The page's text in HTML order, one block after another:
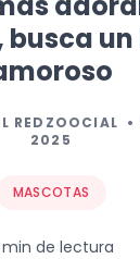
busca
REDZOOCIAL •
2025
MASCOTAS
min de lectura